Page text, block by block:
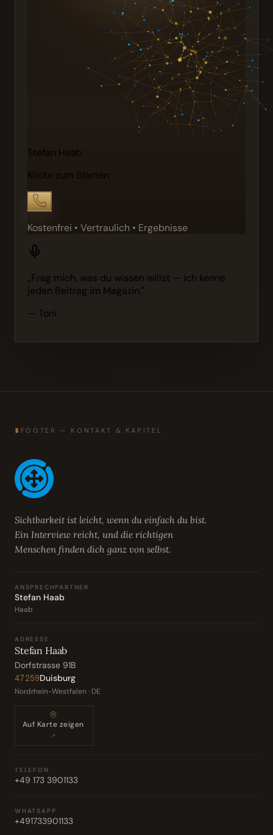
Stefan Haab
Klicke zum Starten
Kostenfrei • Vertraulich • Ergebnisse
„Frag mich, was du wissen willst — ich kenne
jeden Beitrag im Magazin."
— Toni
∎ FOOTER — KONTAKT & KAPITEL
Sichtbarkeit ist leicht, wenn du einfach du bist.
Ein Interview reicht, und die richtigen
Menschen finden dich ganz von selbst.
ANSPRECHPARTNER
Stefan Haab
Haab
ADRESSE
Stefan Haab
Dorfstrasse 91B
47259Duisburg
Nordrhein-Westfalen · DE
Auf Karte zeigen
↗
TELEFON
+49 173 3901133
WHATSAPP
+491733901133